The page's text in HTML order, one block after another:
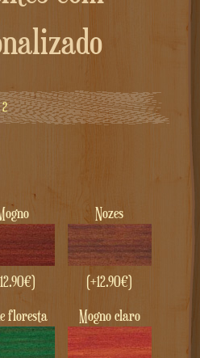
2
Mogno
12.90€)
Nozes
(+12.90€)
floresta Mogno claro